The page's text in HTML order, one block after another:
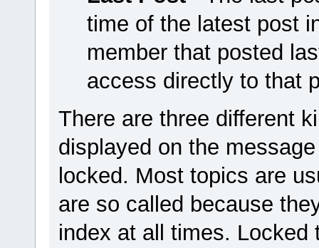
time of the latest post
member that posted
access directly to that
There are three different
displayed on the
locked. Most topics are
are so called because
index at all times.